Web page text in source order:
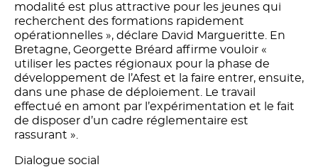
modalité est plus attractive pour les jeunes qui
recherchent des formations rapidement
opérationnelles », déclare David Margueritte. En
Bretagne, Georgette Bréard affirme vouloir «
utiliser les pactes régionaux pour la phase de
développement de l’Afest et la faire entrer, ensuite,
dans une phase de déploiement. Le travail
effectué en amont par l’expérimentation et le fait
de disposer d’un cadre réglementaire est
rassurant ».
Dialogue social